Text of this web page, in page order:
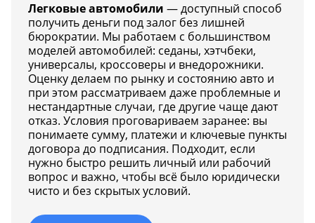
Легковые автомобили — доступный способ
получить деньги под залог без лишней
бюрократии. Мы работаем с большинством
моделей автомобилей: седаны, хэтчбеки,
универсалы, кроссоверы и внедорожники.
Оценку делаем по рынку и состоянию авто и
при этом рассматриваем даже проблемные и
нестандартные случаи, где другие чаще дают
отказ. Условия проговариваем заранее: вы
понимаете сумму, платежи и ключевые пункты
договора до подписания. Подходит, если
нужно быстро решить личный или рабочий
вопрос и важно, чтобы всё было юридически
чисто и без скрытых условий.